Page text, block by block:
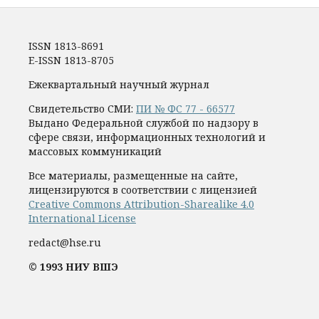
ISSN 1813-8691
E-ISSN 1813-8705
Ежеквартальный научный журнал
Свидетельство СМИ: ПИ № ФС 77 - 66577
Выдано Федеральной службой по надзору в
сфере связи, информационных технологий и
массовых коммуникаций
Все материалы, размещенные на сайте,
лицензируются в соответствии с лицензией
Creative Commons Attribution-Sharealike 4.0
International License
redact@hse.ru
© 1993 НИУ ВШЭ